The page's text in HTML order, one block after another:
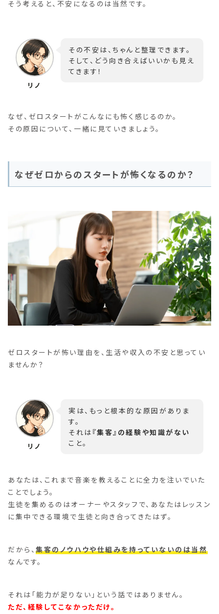
そう考えると、不安になるのは当然です。
その不安は、ちゃんと整理できます。
そして、どう向き合えばいいかも見え
てきます！
なぜ、ゼロスタートがこんなにも怖く感じるのか。
その原因について、一緒に見ていきましょう。
なぜゼロからのスタートが怖くなるのか？
ゼロスタートが怖い理由を、生活や収入の不安と思ってい
ませんか？
実は、もっと根本的な原因がありま
す。
それは 『集客』の経験や知識がない
こと。
あなたは、これまで音楽を教えることに全力を注いでいた
ことでしょう。
生徒を集めるのはオーナーやスタッフで、あなたはレッスン
に集中できる環境で生徒と向き合ってきたはず。
だから、集客のノウハウや仕組みを持っていないのは当然
なんです。
それは「能力が足りない」という話ではありません。
ただ、経験してこなかっただけ。